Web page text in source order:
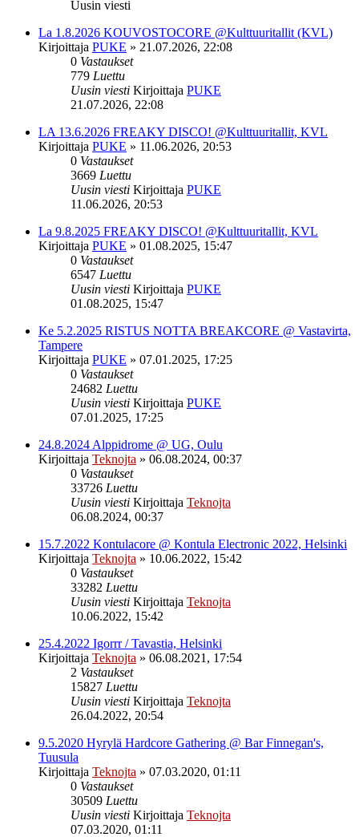
Uusin viesti
La 1.8.2026 KOUVOSTOCORE @Kulttuuritallit (KVL)
Kirjoittaja PUKE » 21.07.2026, 22:08
0 Vastaukset
779 Luettu
Uusin viesti Kirjoittaja PUKE
21.07.2026, 22:08
LA 13.6.2026 FREAKY DISCO! @Kulttuuritallit, KVL
Kirjoittaja PUKE » 11.06.2026, 20:53
0 Vastaukset
3669 Luettu
Uusin viesti Kirjoittaja PUKE
11.06.2026, 20:53
La 9.8.2025 FREAKY DISCO! @Kulttuuritallit, KVL
Kirjoittaja PUKE » 01.08.2025, 15:47
0 Vastaukset
6547 Luettu
Uusin viesti Kirjoittaja PUKE
01.08.2025, 15:47
Ke 5.2.2025 RISTUS NOTTA BREAKCORE @ Vastavirta,
Tampere
Kirjoittaja PUKE » 07.01.2025, 17:25
0 Vastaukset
24682 Luettu
Uusin viesti Kirjoittaja PUKE
07.01.2025, 17:25
24.8.2024 Alppidrome @ UG, Oulu
Kirjoittaja Teknojta » 06.08.2024, 00:37
0 Vastaukset
33726 Luettu
Uusin viesti Kirjoittaja Teknojta
06.08.2024, 00:37
15.7.2022 Kontulacore @ Kontula Electronic 2022, Helsinki
Kirjoittaja Teknojta » 10.06.2022, 15:42
0 Vastaukset
33282 Luettu
Uusin viesti Kirjoittaja Teknojta
10.06.2022, 15:42
25.4.2022 Igorrr / Tavastia, Helsinki
Kirjoittaja Teknojta » 06.08.2021, 17:54
2 Vastaukset
15827 Luettu
Uusin viesti Kirjoittaja Teknojta
26.04.2022, 20:54
9.5.2020 Hyrylä Hardcore Gathering @ Bar Finnegan's,
Tuusula
Kirjoittaja Teknojta » 07.03.2020, 01:11
0 Vastaukset
30509 Luettu
Uusin viesti Kirjoittaja Teknojta
07.03.2020, 01:11